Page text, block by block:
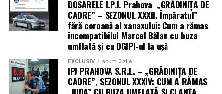
Noi vom continua să aprindem lumina acolo unde alții
trag cablul pe ascuns.
Vom reveni luni, în ediția „GRĂDINIȚA DE CADRE”,
SEZONUL XXXVII, cu noi dezvăluiri despre
„competența” acestor împuterniciți, ca să vedeți
adevărata față hâtră a IPJ PRAHOVA S.R.L. – nu ratați
ediția de luni, că nici nu știți ce pierdeți! (Cristina T.).
satisfacției (adesea de natură sexuală) prin observarea
secretă a unor persoane în timp ce acestea se află în
ipostaze intime, sunt dezbrăcate sau se dezbracă.
În contextul juridic și social (așa cum apare și în
documentele sus mentionate), termenul are conotații
mai largi:
DOSARELE I.P.J. Prahova „GRĂDINIȚA DE
CADRE” – SEZONUL XXXII. Împăratul”
fără coroană al xanaxului: Cum a rămas
incompatibilul Marcel Bălan cu buza
umflată și cu DGIPI-ul la ușă
EXCLUSIV acum 2 zile
IPJ PRAHOVA S.R.L. – „GRĂDINIȚA DE
CADRE”, SEZONUL XXXIV: CUM A RĂMAS
„IUDA” CU BUZA UMFLATĂ ȘI CLANȚA